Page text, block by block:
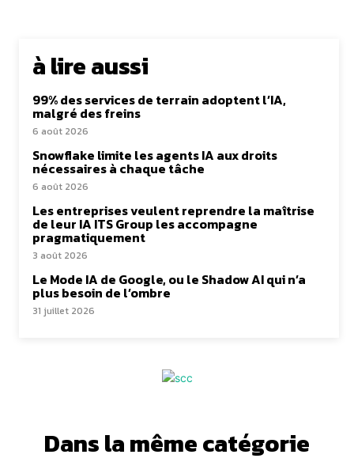
à lire aussi
99% des services de terrain adoptent l’IA,
malgré des freins
6 août 2026
Snowflake limite les agents IA aux droits
nécessaires à chaque tâche
6 août 2026
Les entreprises veulent reprendre la maîtrise
de leur IA ITS Group les accompagne
pragmatiquement
3 août 2026
Le Mode IA de Google, ou le Shadow AI qui n’a
plus besoin de l’ombre
31 juillet 2026
Dans la même catégorie